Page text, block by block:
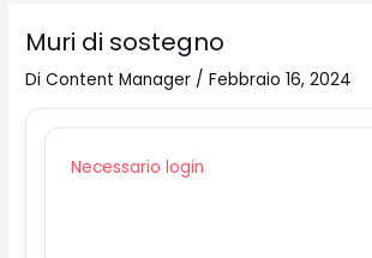
Muri di sostegno
DiContent Manager /Febbraio 16, 2024
Necessario login